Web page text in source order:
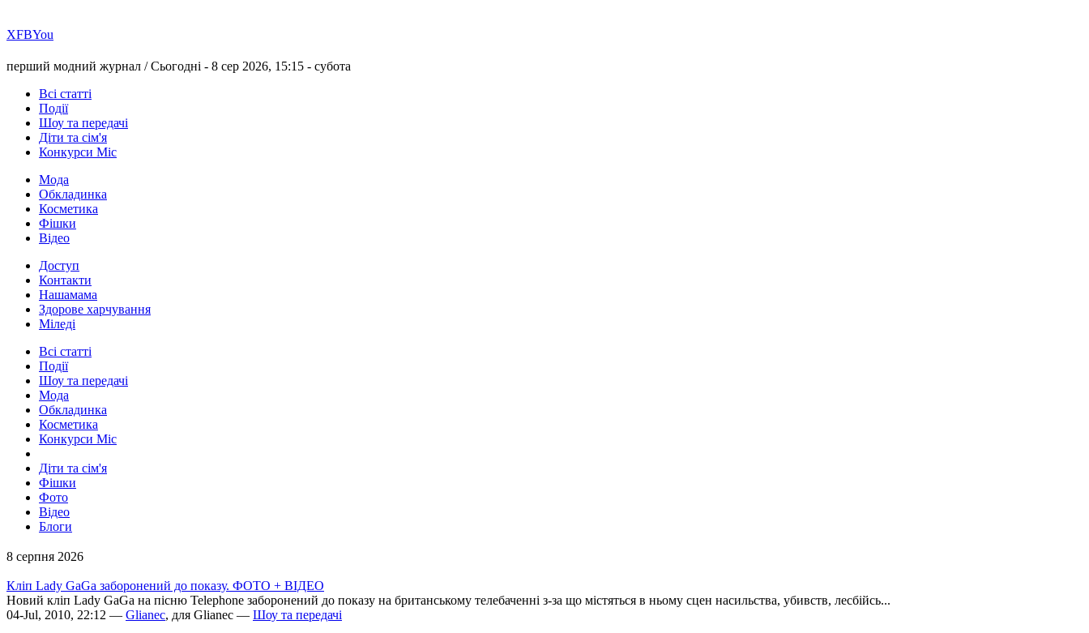
ХFBYou
перший модний журнал /Сьогодні - 8 сер 2026, 15:15 - субота
Всі статті
Події
Шоу та передачі
Діти та сім'я
Конкурси Міс
Мода
Обкладинка
Косметика
Фішки
Відео
Доступ
Контакти
Нашамама
Здорове харчування
Міледі
Всі статті
Події
Шоу та передачі
Мода
Обкладинка
Косметика
Конкурси Міс
Діти та сім'я
Фішки
Фото
Відео
Блоги
8 серпня 2026
Кліп Lady GaGa заборонений до показу. ФОТО + ВІДЕО
Новий кліп Lady GaGa на пісню Telephone заборонений до показу на британському телебаченні з-за що містяться в ньому сцен насильства, убивств, лесбійсь...
04-Jul, 2010, 22:12 — Glianec, для Glianec — Шоу та передачі